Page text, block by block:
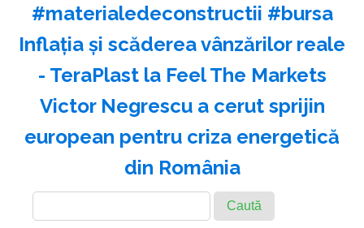
#materialedeconstructii #bursa
Inflația și scăderea vânzărilor reale
- TeraPlast la Feel The Markets
Victor Negrescu a cerut sprijin
european pentru criza energetică
din România